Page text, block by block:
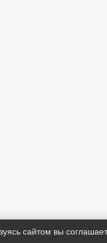
сайтом вы